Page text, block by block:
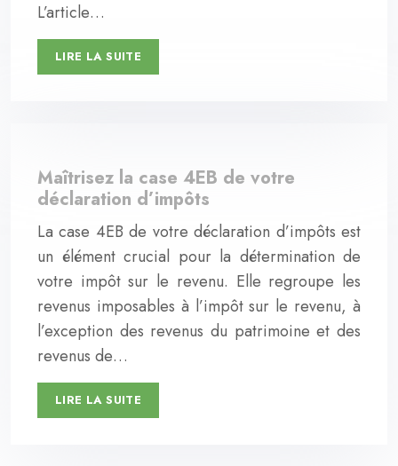
L’article…
LIRE LA SUITE
Maîtrisez la case 4EB de votre
déclaration d’impôts
La case 4EB de votre déclaration d’impôts est
un élément crucial pour la détermination de
votre impôt sur le revenu. Elle regroupe les
revenus imposables à l’impôt sur le revenu, à
l’exception des revenus du patrimoine et des
revenus de…
LIRE LA SUITE